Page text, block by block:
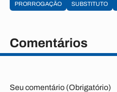
PRORROGAÇÃO
SUBSTITUTO
Comentários
Seu comentário (Obrigatório)